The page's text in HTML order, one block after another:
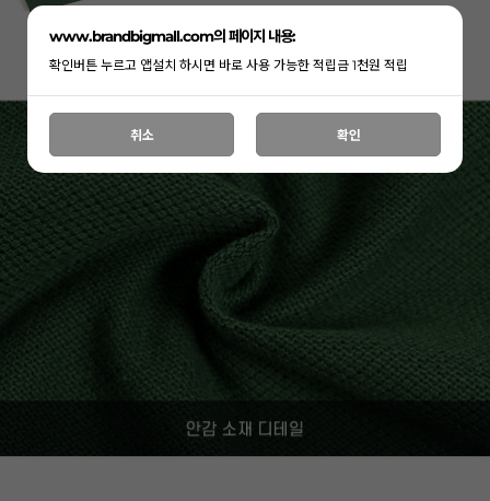
www.brandbigmall.com의 페이지 내용:
확인버튼 누르고 앱설치 하시면 바로 사용 가능한 적립금 1천원 적립
취소 확인